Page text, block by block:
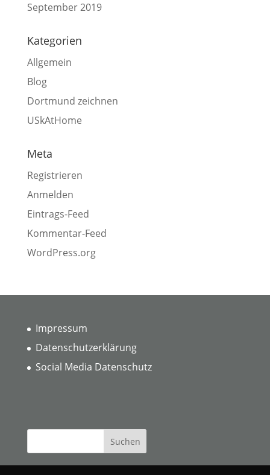
September 2019
Kategorien
Allgemein
Blog
Dortmund zeichnen
USkAtHome
Meta
Registrieren
Anmelden
Eintrags-Feed
Kommentar-Feed
WordPress.org
Impressum
Datenschutzerklärung
Social Media Datenschutz